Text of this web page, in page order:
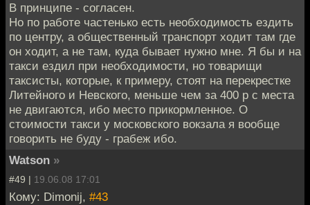
В принципе - согласен.
Но по работе частенько есть необходимость ездить
по центру, а общественный транспорт ходит там где
он ходит, а не там, куда бывает нужно мне. Я бы и на
такси ездил при необходимости, но товарищи
таксисты, которые, к примеру, стоят на перекрестке
Литейного и Невского, меньше чем за 400 р с места
не двигаются, ибо место прикормленное. О
стоимости такси у московского вокзала я вообще
говорить не буду - грабеж ибо.
Watson »
#49 | 19.06.08 17:01
Кому: Dimonij, #43